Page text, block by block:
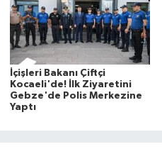
İçişleri Bakanı Çiftçi
Kocaeli'de! İlk Ziyaretini
Gebze'de Polis Merkezine
Yaptı